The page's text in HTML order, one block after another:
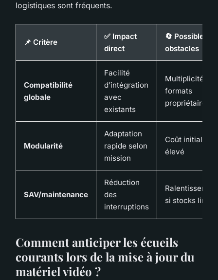
logistiques sont fréquents.
📌 Critère
✅ Impact
direct
🔄 Possibles
obstacles
Compatibilité
globale
Facilité
d’intégration
avec
existants
Multiplicité des
formats
propriétaires
Modularité
Adaptation
rapide selon
mission
Coût initial
élevé
SAV/maintenance
Réduction
des
interruptions
si stocks
Comment anticiper les écueils
courants lors de la mise à jour du
matériel vidéo ?